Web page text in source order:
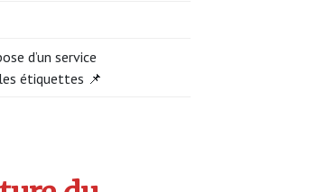
d’un service
étiquettes 📌